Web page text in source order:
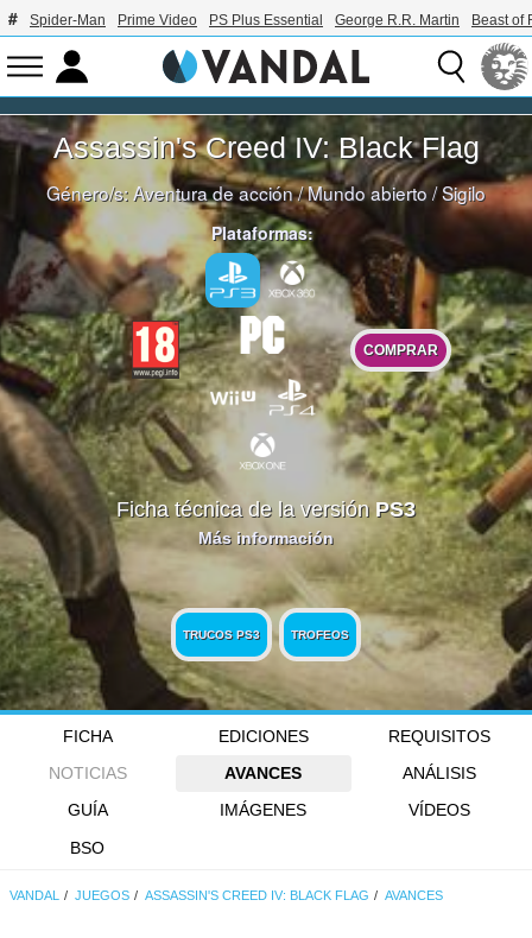
Spider-Man Prime Video PS Plus Essential George R.R. Martin Beast of
Assassin's Creed IV: Black Flag
Género/s:Aventura de acción/Mundo abierto/Sigilo
Plataformas:
COMPRAR
Ficha técnica de la versión PS3
Más información
TRUCOS PS3 TROFEOS
FICHA EDICIONES
REQUISITOS
NOTICIAS
AVANCES
ANÁLISIS
GUÍA
IMÁGENES
VÍDEOS
BSO
VANDAL JUEGOS ASSASSIN'S CREED IV: BLACK FLAG AVANCES